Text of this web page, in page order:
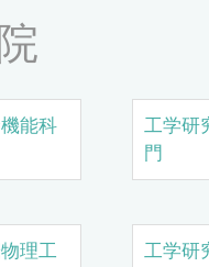
能科
工学研
門
理工
工学研